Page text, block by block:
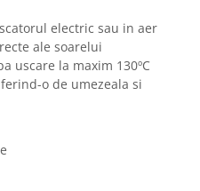
electric sau in aer
ale soarelui
uscare la maxim 130ºC
o de umezeala si